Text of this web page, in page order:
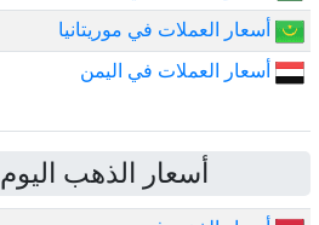
أسعار العملات في موريتانيا
أسعار العملات في اليمن
أسعار الذهب اليوم